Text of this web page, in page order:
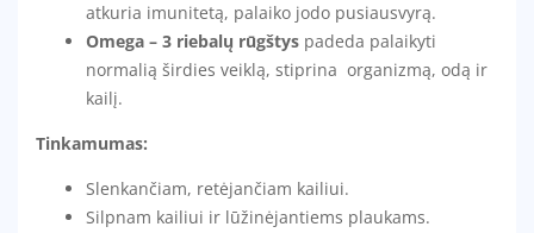
atkuria imunitetą, palaiko jodo pusiausvyrą.
Omega – 3 riebalų rūgštys padeda palaikyti
normalią širdies veiklą, stiprina organizmą, odą ir
kailį.
Tinkamumas:
Slenkančiam, retėjančiam kailiui.
Silpnam kailiui ir lūžinėjantiems plaukams.